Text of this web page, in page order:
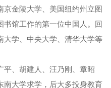
金陵大学、美国纽约州立图
馆工作的第一位中国人。回
大学、中央大学、清华大学等
胡建人、汪乃刚、章昭
南大学求学，后大多投身教育